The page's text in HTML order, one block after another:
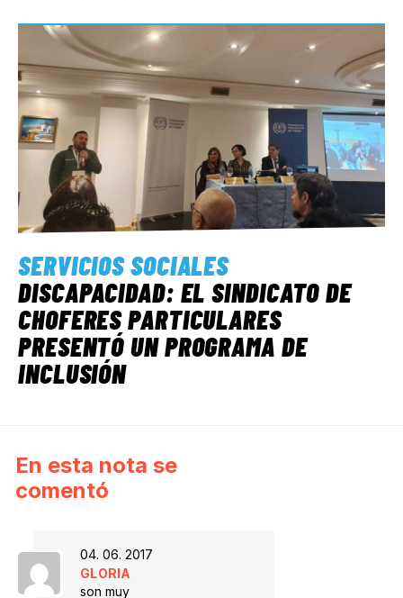
SERVICIOS SOCIALES
DISCAPACIDAD: EL SINDICATO DE
CHOFERES PARTICULARES
PRESENTÓ UN PROGRAMA DE
INCLUSIÓN
En esta nota se
comentó
04. 06. 2017
GLORIA
son muy